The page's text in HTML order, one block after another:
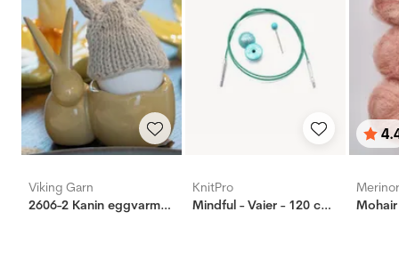
Viking Garn
2606-2 Kanin eggvarmere
KnitPro
Mindful - Vaier - 120 cm - Turkis
ud
Merinor